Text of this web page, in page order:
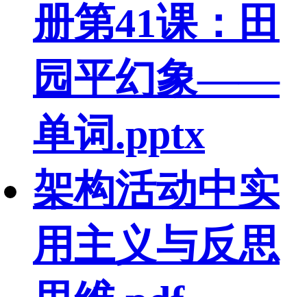
册第41课：田
园平幻象——
单词.pptx
架构活动中实
用主义与反思